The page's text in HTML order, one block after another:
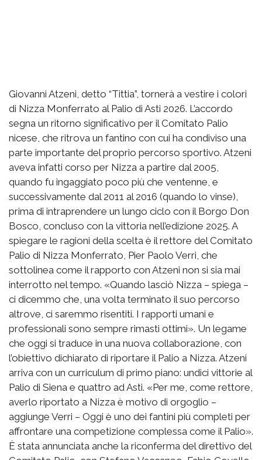
Giovanni Atzeni, detto “Tittia”, tornerà a vestire i colori
di Nizza Monferrato al Palio di Asti 2026. L’accordo
segna un ritorno significativo per il Comitato Palio
nicese, che ritrova un fantino con cui ha condiviso una
parte importante del proprio percorso sportivo. Atzeni
aveva infatti corso per Nizza a partire dal 2005,
quando fu ingaggiato poco più che ventenne, e
successivamente dal 2011 al 2016 (quando lo vinse),
prima di intraprendere un lungo ciclo con il Borgo Don
Bosco, concluso con la vittoria nell’edizione 2025. A
spiegare le ragioni della scelta è il rettore del Comitato
Palio di Nizza Monferrato, Pier Paolo Verri, che
sottolinea come il rapporto con Atzeni non si sia mai
interrotto nel tempo. «Quando lasciò Nizza – spiega –
ci dicemmo che, una volta terminato il suo percorso
altrove, ci saremmo risentiti. I rapporti umani e
professionali sono sempre rimasti ottimi». Un legame
che oggi si traduce in una nuova collaborazione, con
l’obiettivo dichiarato di riportare il Palio a Nizza. Atzeni
arriva con un curriculum di primo piano: undici vittorie al
Palio di Siena e quattro ad Asti. «Per me, come rettore,
averlo riportato a Nizza è motivo di orgoglio –
aggiunge Verri – Oggi è uno dei fantini più completi per
affrontare una competizione complessa come il Palio».
È stata annunciata anche la riconferma del direttivo del